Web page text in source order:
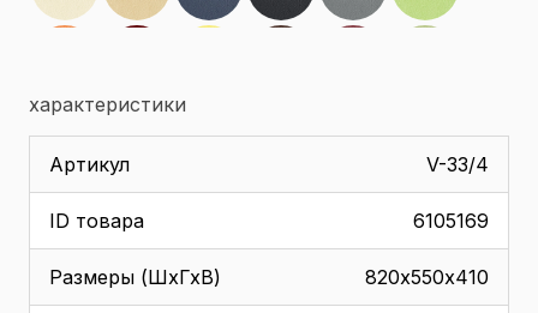
характеристики
Артикул V-33/4
ID товара 6105169
Размеры (ШхГхВ) 820х550х410